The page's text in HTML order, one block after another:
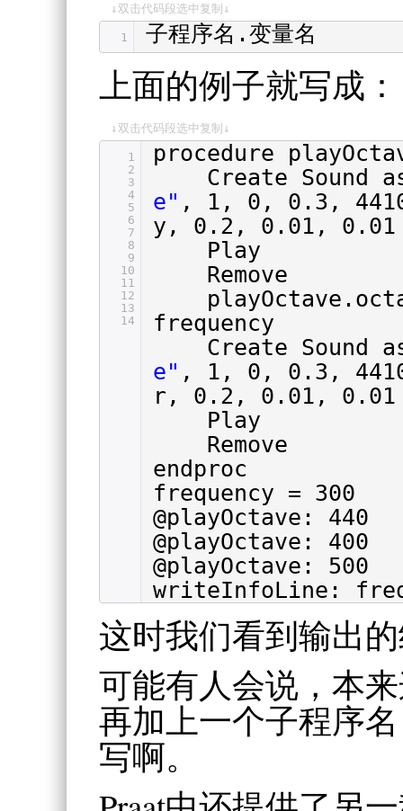
↓双击代码段选中复制↓
1 子程序名.变量名
上面的例子就写成：
↓双击代码段选中复制↓
1
2
3
4
5
6
7
8
9
10
11
12
13
14
procedure
Create Sound
e" , 1, 0, 0.3,
y, 0.2, 0.01, 0.01
Play
Remove
frequency
Create Sound
e" , 1, 0, 0.3,
r, 0.2, 0.01, 0.01
Play
Remove
endproc
frequency = 300
@playOctave: 440
@playOctave: 400
@playOctave: 500
writeInfoLine:
这时我们看到输出
可能有人会说，本
再加上一个子程序
写啊。